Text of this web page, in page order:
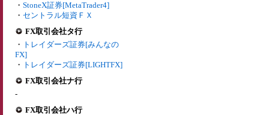
・ StoneX証券[MetaTrader4]
・ セントラル短資ＦＸ
FX取引会社タ行
・ トレイダーズ証券[みんなの
FX]
・ トレイダーズ証券[LIGHTFX]
FX取引会社ナ行
-
FX取引会社ハ行